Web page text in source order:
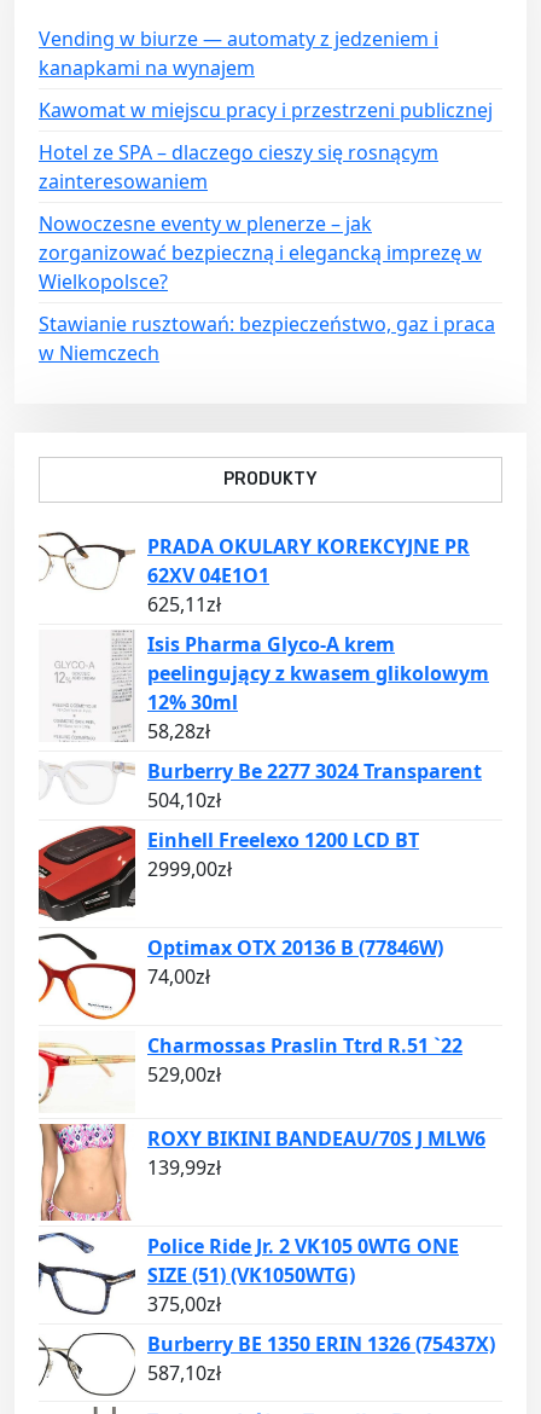
a
w
p
i
s
u
Vending w biurze — automaty z jedzeniem i
kanapkami na wynajem
Kawomat w miejscu pracy i przestrzeni publicznej
Hotel ze SPA – dlaczego cieszy się rosnącym
zainteresowaniem
Nowoczesne eventy w plenerze – jak
zorganizować bezpieczną i elegancką imprezę w
Wielkopolsce?
Stawianie rusztowań: bezpieczeństwo, gaz i praca
w Niemczech
PRODUKTY
PRADA OKULARY KOREKCYJNE PR
62XV 04E1O1
625,11zł
Isis Pharma Glyco-A krem
peelingujący z kwasem glikolowym
12% 30ml
58,28zł
Burberry Be 2277 3024 Transparent
504,10zł
Einhell Freelexo 1200 LCD BT
2999,00zł
Optimax OTX 20136 B (77846W)
74,00zł
Charmossas Praslin Ttrd R.51 `22
529,00zł
ROXY BIKINI BANDEAU/70S J MLW6
139,99zł
Police Ride Jr. 2 VK105 0WTG ONE
SIZE (51) (VK1050WTG)
375,00zł
Burberry BE 1350 ERIN 1326 (75437X)
587,10zł